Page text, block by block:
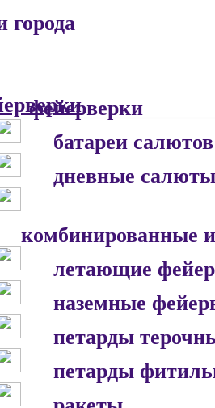
города
фейерверки
батареи салютов
дневные салюты
комбинированные
летающие
наземные
петарды
петарды